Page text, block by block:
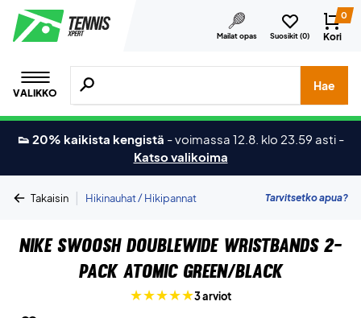
Mailat opas Suosikit (0)
0
Kori
VALIKKO
Hae tuotteita, merkkejä jne.
Hae
👟 20% kaikista kengistä -voimassa 12.8. klo 23.59 asti -
Katso valikoima
Takaisin | Hikinauhat / Hikipannat Tarvitsetko apua?
Nike Swoosh Doublewide Wristbands 2-
Pack Atomic Green/Black
3 arviot